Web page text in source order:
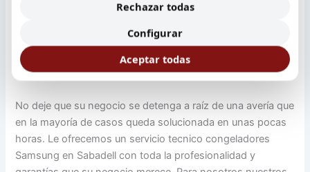
de respuesta de primer nivel con la garantía de ser un
de congeladores Samsung. Nos ocupamos de la
instalación y reparación in-situ de su arcón congelador y
ofrecemos las mejores garantías.
No deje que su negocio se detenga a raíz de una avería que
en la mayoría de casos queda solucionada en unas pocas
horas. Le ofrecemos un servicio tecnico congeladores
Samsung en Sabadell con toda la profesionalidad y
Rechazar todas
Configurar
Aceptar todas